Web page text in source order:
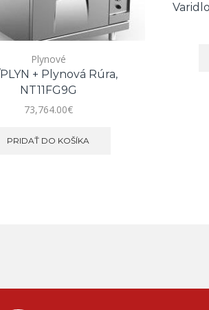
Plynové
+ Plynová Rúra,
NT11FG9G
73,764.00€
PRIDAŤ DO KOŠÍKA